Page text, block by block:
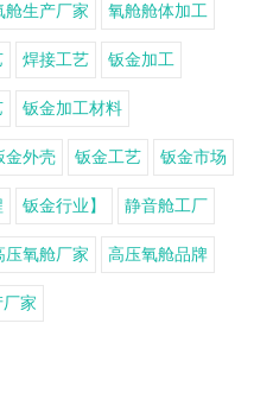
舱生产厂家 氧舱舱体加工
焊接工艺 钣金加工
钣金加工材料
金外壳 钣金工艺 钣金市场
钣金行业】 静音舱工厂
压氧舱厂家 高压氧舱品牌
家